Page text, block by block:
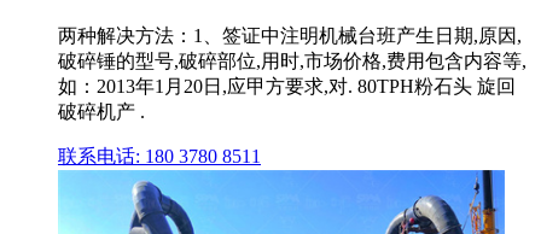
两种解决方法：1、签证中注明机械台班产生日期,原因,
破碎锤的型号,破碎部位,用时,市场价格,费用包含内容等,
如：2013年1月20日,应甲方要求,对. 80TPH粉石头 旋回
破碎机产 .
联系电话: 180 3780 8511